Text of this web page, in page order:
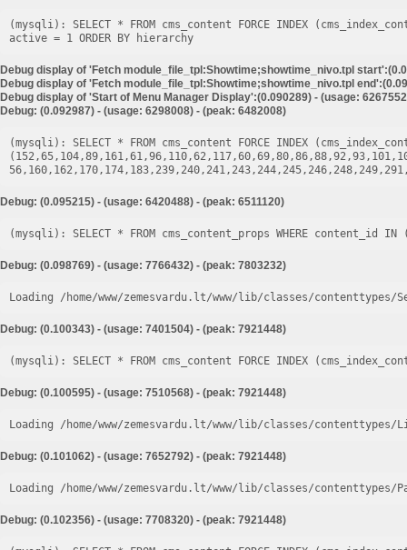
(mysqli): SELECT * FROM cms_content FORCE INDEX
Debug display of 'Fetch module_file_tpl:Showtime;showtime_nivo.tpl
Debug display of 'Fetch module_file_tpl:Showtime;showtime_nivo.tpl
Debug display of 'Start of Menu Manager Display':(0.090289) - (usage:
Debug: (0.092987) - (usage: 6298008) - (peak: 6482008)
(mysqli): SELECT * FROM cms_content FORCE INDEX
Debug: (0.095215) - (usage: 6420488) - (peak: 6511120)
Debug: (0.098769) - (usage: 7766432) - (peak: 7803232)
Loading /home/www/zemesvardu.lt/www/lib/classes/
Debug: (0.100343) - (usage: 7401504) - (peak: 7921448)
Debug: (0.100595) - (usage: 7510568) - (peak: 7921448)
Loading /home/www/zemesvardu.lt/www/lib/classes/
Debug: (0.101062) - (usage: 7652792) - (peak: 7921448)
Loading /home/www/zemesvardu.lt/www/lib/classes/
Debug: (0.102356) - (usage: 7708320) - (peak: 7921448)